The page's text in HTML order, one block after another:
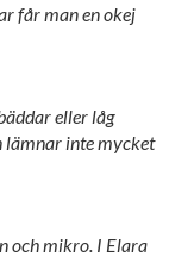
får man en okej
eller låg
lämnar inte mycket
och mikro. I Elara